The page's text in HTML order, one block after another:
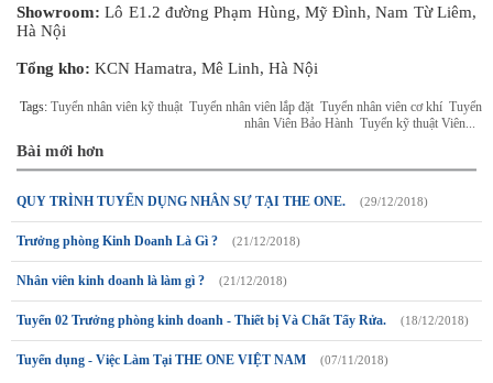
Showroom:Lô E1.2 đường Phạm Hùng, Mỹ Đình, Nam Từ Liêm,
Hà Nội
Tổng kho: KCN Hamatra, Mê Linh, Hà Nội
Tags: Tuyển nhân viên kỹ thuật Tuyển nhân viên lắp đặt Tuyển nhân viên cơ khí Tuyển
nhân Viên Bảo Hành Tuyển kỹ thuật Viên...
Bài mới hơn
QUY TRÌNH TUYỂN DỤNG NHÂN SỰ TẠI THE ONE. (29/12/2018)
Trưởng phòng Kinh Doanh Là Gì ? (21/12/2018)
Nhân viên kinh doanh là làm gì ? (21/12/2018)
Tuyển 02 Trưởng phòng kinh doanh - Thiết bị Và Chất Tẩy Rửa. (18/12/2018)
Tuyển dụng - Việc Làm Tại THE ONE VIỆT NAM (07/11/2018)